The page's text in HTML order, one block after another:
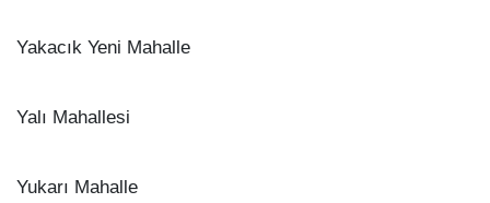
Yakacık Yeni Mahalle
Yalı Mahallesi
Yukarı Mahalle